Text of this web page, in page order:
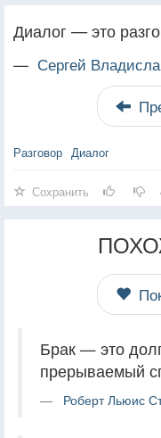
Диалог — это
— Сергей
Разговор Диалог
Сохранить
Брак — это
прерываемый
Роберт Льюис